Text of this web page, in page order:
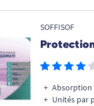
SOFFISOF
Absorption
Unités par